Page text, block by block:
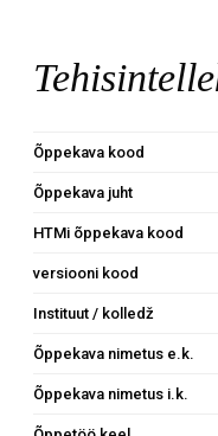
Õppekava kood
Õppekava juht
HTMi õppekava kood
versiooni kood
Instituut / kolledž
Õppekava nimetus e.k.
Õppekava nimetus i.k.